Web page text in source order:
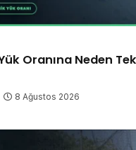
Oranına Neden
8 Ağustos 2026